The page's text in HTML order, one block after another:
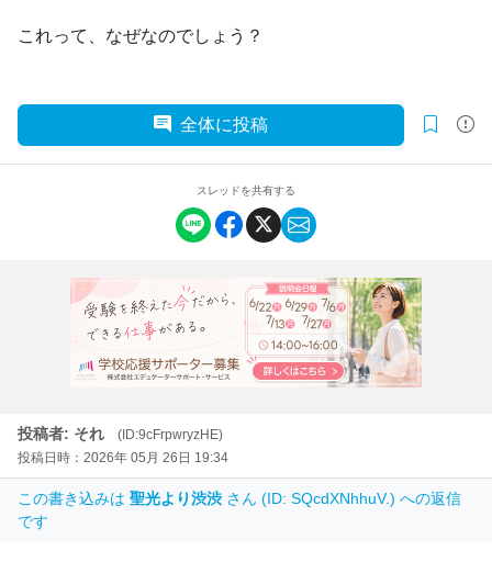
これって、なぜなのでしょう？
全体に投稿
スレッドを共有する
投稿者: それ
(ID:9cFrpwryzHE)
投稿日時：2026年 05月 26日 19:34
この書き込みは 聖光より渋渋 さん (ID: SQcdXNhhuV.) への返信
です